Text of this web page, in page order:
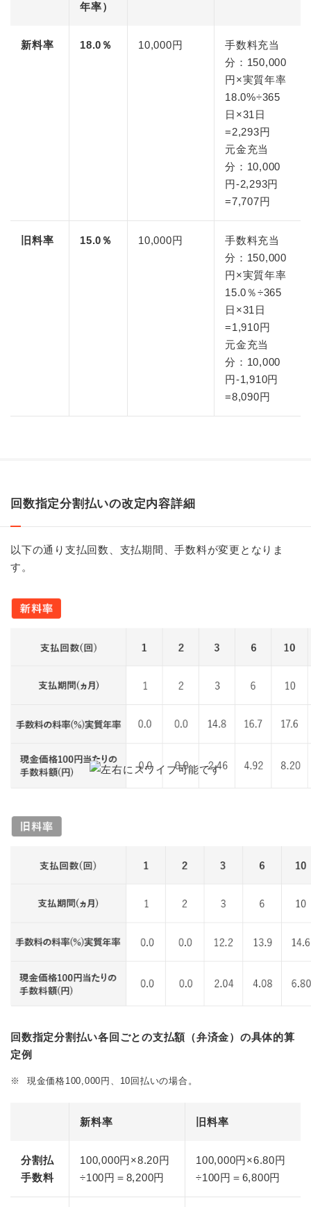
年率）
新料率 18.0％ 10,000円
手数料充当
分：150,000
円×実質年率
18.0%÷365
日×31日
=2,293円
元金充当
分：10,000
円-2,293円
=7,707円
旧料率 15.0％ 10,000円
手数料充当
分：150,000
円×実質年率
15.0％÷365
日×31日
=1,910円
元金充当
分：10,000
円-1,910円
=8,090円
回数指定分割払いの改定内容詳細
以下の通り支払回数、支払期間、手数料が変更となりま
す。
回数指定分割払い各回ごとの支払額（弁済金）の具体的算
定例
※ 現金価格100,000円、10回払いの場合。
新料率 旧料率
分割払
手数料
100,000円×8.20円
÷100円＝8,200円
100,000円×6.80円
÷100円＝6,800円